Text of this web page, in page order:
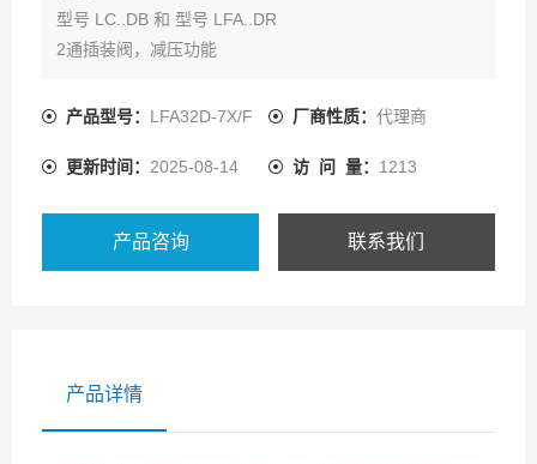
型号 LC..DB 和 型号 LFA..DR
2通插装阀，减压功能
标准安装按照DIN ISO 7368（到100规格为止）
闭式静止位置
多种控制阀，用于手动和/或电子比例压力调节
产品型号： LFA32D-7X/F 厂商性质： 代理商
更新时间： 2025-08-14 访 问 量： 1213
产品咨询 联系我们
产品详情